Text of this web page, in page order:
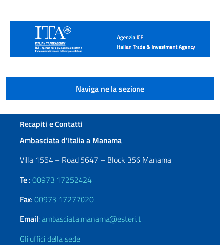
Naviga nella sezione
Sezione footer
Recapiti e Contatti
Ambasciata d’Italia a Manama
Villa 1554 – Road 5647 – Block 356 Manama
Tel:00973 17252424
Fax:00973 17277020
Email:ambasciata.manama@esteri.it
Gli uffici della sede